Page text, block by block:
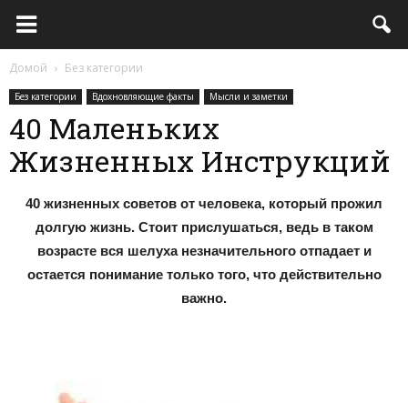
Домой Без категории
Без категории Вдохновляющие факты Мысли и заметки
40 Маленьких
Жизненных Инструкций
40 жизненных советов от человека, который прожил
долгую жизнь. Стоит прислушаться, ведь в таком
возрасте вся шелуха незначительного отпадает и
остается понимание только того, что действительно
важно.